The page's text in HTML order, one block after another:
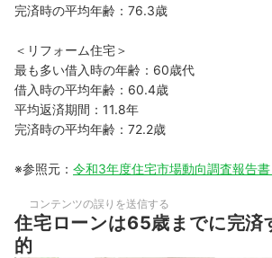
完済時の平均年齢：76.3歳
＜リフォーム住宅＞
最も多い借入時の年齢：60歳代
借入時の平均年齢：60.4歳
平均返済期間：11.8年
完済時の平均年齢：72.2歳
※参照元： 令和3年度住宅市場動向調査報告
コンテンツの誤りを送信する
住宅ローンは65歳までに完済
的